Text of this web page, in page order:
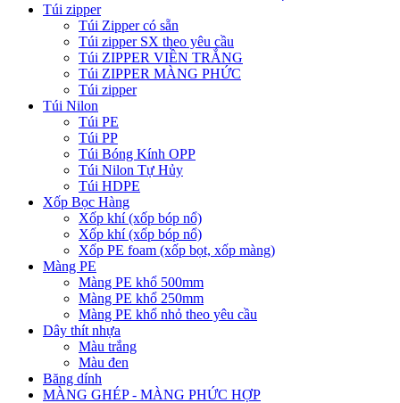
Túi zipper
Túi Zipper có sẵn
Túi zipper SX theo yêu cầu
Túi ZIPPER VIỀN TRẮNG
Túi ZIPPER MÀNG PHỨC
Túi zipper
Túi Nilon
Túi PE
Túi PP
Túi Bóng Kính OPP
Túi Nilon Tự Hủy
Túi HDPE
Xốp Bọc Hàng
Xốp khí (xốp bóp nổ)
Xốp khí (xốp bóp nổ)
Xốp PE foam (xốp bọt, xốp màng)
Màng PE
Màng PE khổ 500mm
Màng PE khổ 250mm
Màng PE khổ nhỏ theo yêu cầu
Dây thít nhựa
Màu trắng
Màu đen
Băng dính
MÀNG GHÉP - MÀNG PHỨC HỢP